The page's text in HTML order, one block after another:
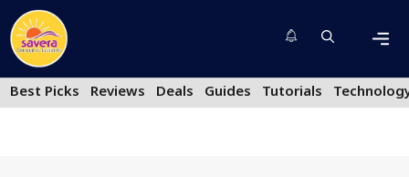
Skip
to
content
Best Picks
Reviews Deals Guides Tutorials